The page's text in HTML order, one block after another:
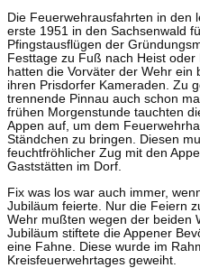
Die Feuerwehrausfahrten in den
erste 1951 in den Sachsenwald
Pfingstausflügen der
Festtage zu Fuß nach Heist
hatten die Vorväter der Wehr ein
ihren Prisdorfer Kameraden. Zu
trennende Pinnau auch schon
frühen Morgenstunde tauchten
Appen auf, um dem
Ständchen zu bringen. Diesen
feuchtfröhlicher Zug mit den
Gaststätten im Dorf.
Fix was los war auch immer,
Jubiläum feierte. Nur die Feiern
Wehr mußten wegen der beiden
Jubiläum stiftete die Appener
eine Fahne. Diese wurde im
Kreisfeuerwehrtages geweiht.